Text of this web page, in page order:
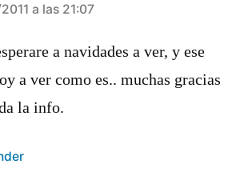
a las 21:07
a navidades a ver, y ese
a ver como es.. muchas gracias
la info.